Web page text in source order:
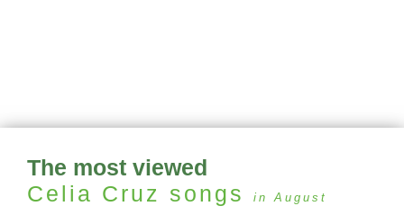
The most viewed
Celia Cruz songs in August